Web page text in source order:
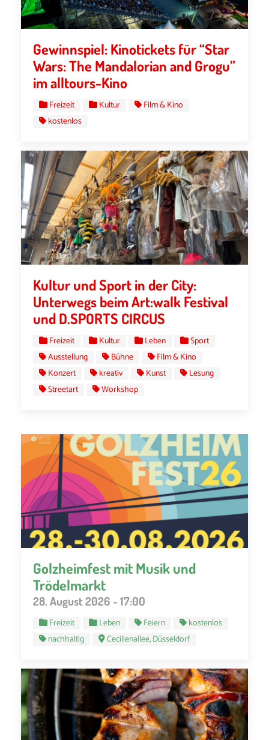
Gewinnspiel: Kinotickets für “Star
Wars: The Mandalorian and Grogu”
im alltours-Kino
Freizeit Kultur
Film & Kino
kostenlos
Kultur und Sport in der City:
Unterwegs beim Art:walk Festival
und D.SPORTS CIRCUS
Freizeit Kultur Leben
Sport
Ausstellung
Bühne
Film & Kino
Konzert
kreativ Kunst
Lesung
Streetart
Workshop
Golzheimfest mit Musik und
Trödelmarkt
28. August 2026 - 17:00
Freizeit Leben Feiern
kostenlos
nachhaltig
Cecilienallee, Düsseldorf